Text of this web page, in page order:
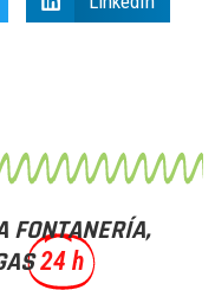
FONTANERÍA,
24 h